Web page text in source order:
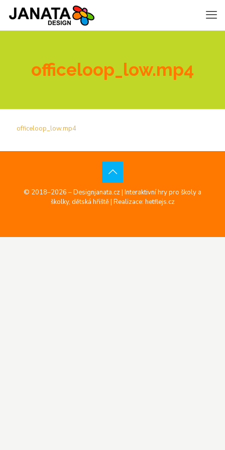
officeloop_low.mp4
officeloop_low.mp4
© 2018–2026 – Designjanata.cz | Interaktivní hry pro školy a
školky, dětská hřiště | Realizace: hetflejs.cz